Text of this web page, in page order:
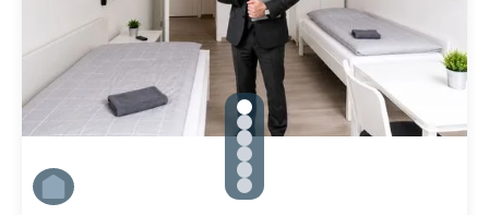
gallery.slide_selector
Zu Slide 1 wechseln
Zu Slide 2 wechseln
Zu Slide 3 wechseln
Zu Slide 4 wechseln
Zu Slide 5 wechseln
Zu Slide 6 wechseln